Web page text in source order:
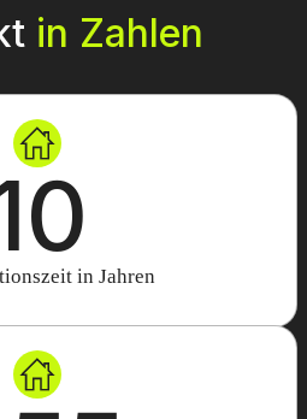
in Zahlen
in Jahren